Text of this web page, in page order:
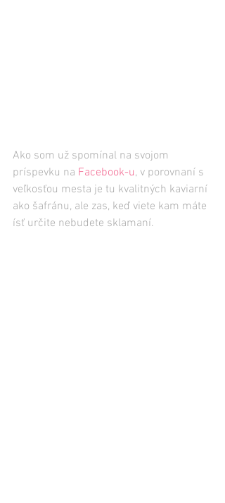
Ako som už spomínal na svojom
príspevku na Facebook-u, v porovnaní s
veľkosťou mesta je tu kvalitných kaviarní
ako šafránu, ale zas, keď viete kam máte
ísť určite nebudete sklamaní.